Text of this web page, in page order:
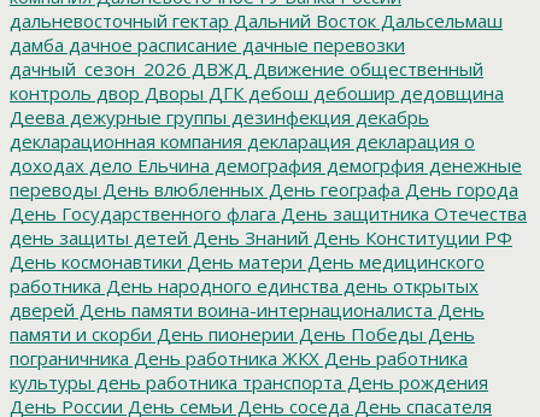
дальневосточный гектар Дальний Восток Дальсельмаш
дамба дачное расписание дачные перевозки
дачный_сезон_2026 ДВЖД Движение общественный
контроль двор Дворы ДГКдебош дебошир дедовщина
Деева дежурные группы дезинфекция декабрь
декларационная компания декларация декларация о
доходах дело Ельчина демография демогрфия денежные
переводы День влюбленных День географа День города
День Государственного флага День защитника Отечества
день защиты детей День Знаний День Конституции РФ
День космонавтики День матери День медицинского
работника День народного единства день открытых
дверей День памяти воина-интернационалиста День
памяти и скорби День пионерии День Победы День
пограничника День работника ЖКХ День работника
культуры день работника транспорта День рождения
День России День семьи День соседа День спасателя